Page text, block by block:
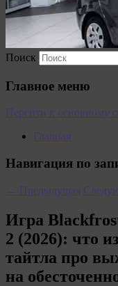
Поиск
Главное меню
Перейти к основному
Главная
Навигация по
← Предыдущая
Игра
2 (2026): что
тайтла про
на